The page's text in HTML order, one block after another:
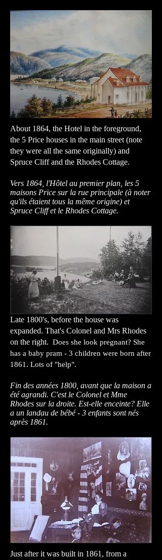
About 1864, the Hotel in the foreground,
the 5 Price houses in the main street (note
they were all the same originally) and
Spruce Cliff and the Rhodes Cottage.
Vers 1864, l'Hôtel au premier plan, les 5
maisons Price sur la rue principale (à noter
qu'ils étaient tous la même origine) et
Spruce Cliff et le Rhodes Cottage.
Late 1800's, before the house was
expanded. That's Colonel and Mrs Rhodes
on the right. Does she look pregnant? She
has a baby pram - 3 children were born after
1861. Lots of "help".
Fin des années 1800, avant que la maison a
été agrandi. C'est le Colonel et Mme
Rhodes sur la droite. Est-elle enceinte? Elle
a un landau de bébé - 3 enfants sont nés
après 1861.
Just after it was built in 1861, from a